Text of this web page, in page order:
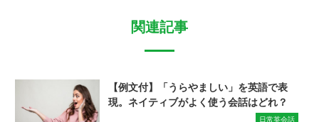
関連記事
【例文付】「うらやましい」を英語で表
現。ネイティブがよく使う会話はどれ？
日常英会話